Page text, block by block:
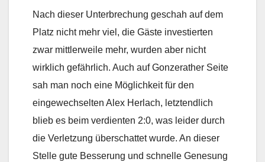
Nach dieser Unterbrechung geschah auf dem
Platz nicht mehr viel, die Gäste investierten
zwar mittlerweile mehr, wurden aber nicht
wirklich gefährlich. Auch auf Gonzerather Seite
sah man noch eine Möglichkeit für den
eingewechselten Alex Herlach, letztendlich
blieb es beim verdienten 2:0, was leider durch
die Verletzung überschattet wurde. An dieser
Stelle gute Besserung und schnelle Genesung